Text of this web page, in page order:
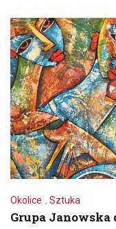
Okolice , Sztuka
Grupa Janowska